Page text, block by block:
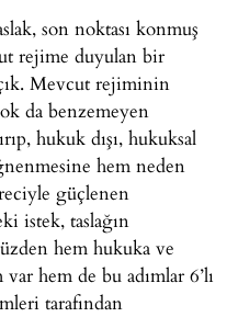
son noktası konmuş
rejime duyulan bir
Mevcut rejiminin
da benzemeyen
hukuk dışı, hukuksal
hem neden
güçlenen
istek, taslağın
hem hukuka ve
hem de bu adımlar 6’lı
tarafından